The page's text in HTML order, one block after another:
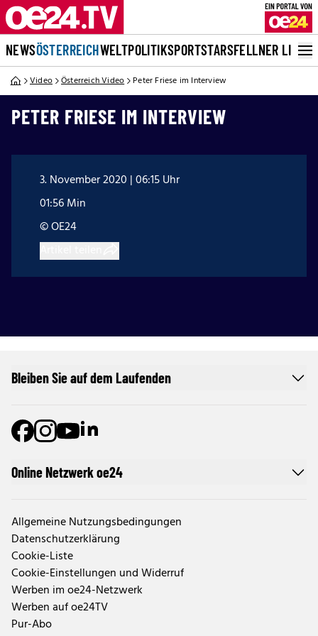
NEWSÖSTERREICHWELTPOLITIKSPORTSTARSFELLNER LIVE
Video Österreich Video Peter Friese im Interview
PETER FRIESE IM INTERVIEW
3. November 2020 | 06:15 Uhr
01:56 Min
© OE24
Online Netzwerk oe24
Allgemeine Nutzungsbedingungen
Datenschutzerklärung
Cookie-Liste
Cookie-Einstellungen und Widerruf
Werben im oe24-Netzwerk
Werben auf oe24TV
Pur-Abo
Bleiben Sie auf dem Laufenden